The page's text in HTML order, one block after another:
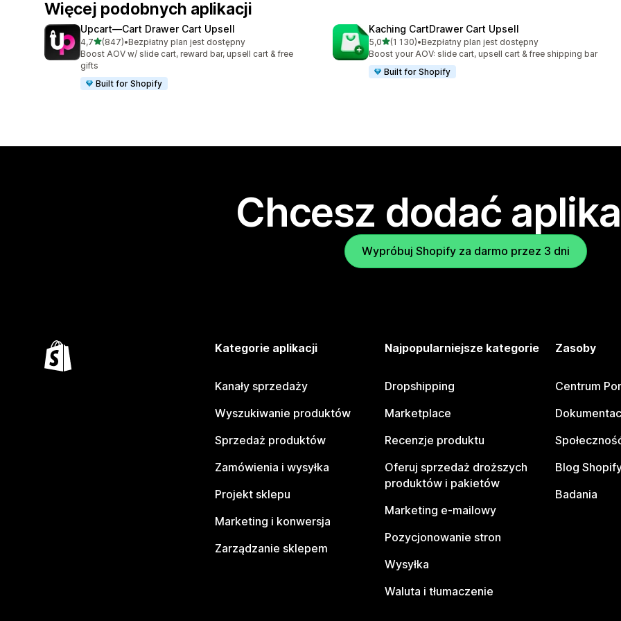
Więcej podobnych aplikacji
Upcart—Cart Drawer Cart Upsell
4,7na 5 gwiazdek
(847)
Łączna liczba recenzji: 847
•Bezpłatny plan jest dostępny
Boost AOV w/ slide cart, reward bar, upsell cart & free
gifts
Built for Shopify
Kaching CartDrawer Cart Upsell
5,0na 5 gwiazdek
(1 130)
Łączna liczba recenzji: 1130
•Bezpłatny plan jest dostępny
Boost your AOV: slide cart, upsell cart & free shipping bar
Built for Shopify
Chcesz dodać
Wypróbuj Shopify za darmo przez 3 dni
Kategorie aplikacji
Kanały sprzedaży
Wyszukiwanie produktów
Sprzedaż produktów
Zamówienia i wysyłka
Projekt sklepu
Marketing i konwersja
Zarządzanie sklepem
Najpopularniejsze kategorie
Dropshipping
Marketplace
Recenzje produktu
Oferuj sprzedaż droższych
produktów i pakietów
Marketing e-mailowy
Pozycjonowanie stron
Wysyłka
Waluta i tłumaczenie
Zasoby
Centrum
Blog
Badania